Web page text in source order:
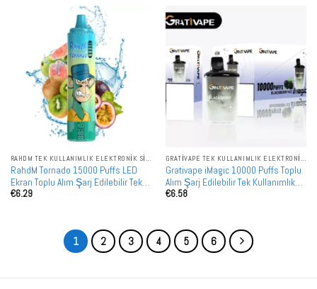
RAHDM TEK KULLANIMLIK ELEKTRONIK SIGARALAR
RahdM Tornado 15000 Puffs LED
Ekran Toplu Alım Şarj Edilebilir Tek
Kullanımlık Vape Toptan Satış
€6.29
GRATIVAPE TEK KULLANIMLIK ELEKTRONIK SIGARALAR
Grativape iMagic 10000 Puffs Toplu
Alım Şarj Edilebilir Tek Kullanımlık
Vape Toptan Satış
€6.58
1 2 3 4 5 6